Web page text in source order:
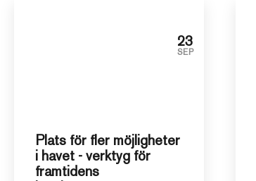
23
SEP
Plats för fler möjligheter
i havet - verktyg för
framtidens